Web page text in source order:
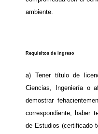
ambiente.
Requisitos de ingreso
a) Tener título de
Ciencias, Ingeniería o
demostrar
correspondiente, haber
de Estudios (certificado